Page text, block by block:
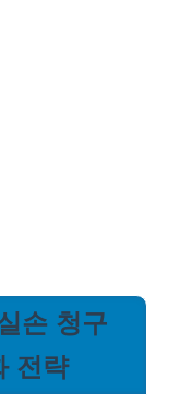
손 청구
전략